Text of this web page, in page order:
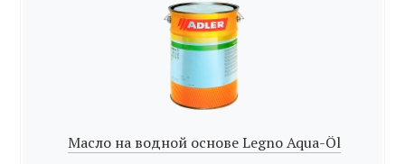
Масло на водной основе Legno Aqua-Öl